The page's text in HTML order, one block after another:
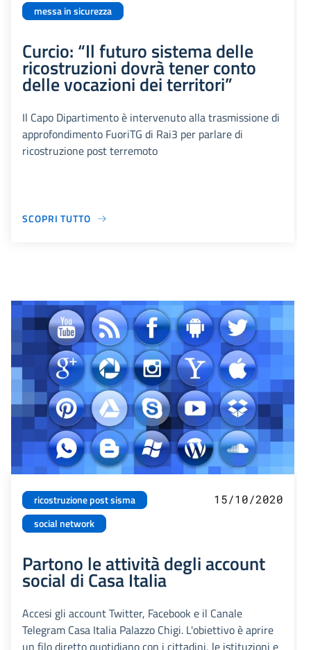
messa in sicurezza
Curcio: “Il futuro sistema delle
ricostruzioni dovrà tener conto
delle vocazioni dei territori”
Il Capo Dipartimento è intervenuto alla trasmissione di
approfondimento FuoriTG di Rai3 per parlare di
ricostruzione post terremoto
SCOPRI TUTTO
ricostruzione post sisma
social network
15/10/2020
Partono le attività degli account
social di Casa Italia
Accesi gli account Twitter, Facebook e il Canale
Telegram Casa Italia Palazzo Chigi. L'obiettivo è aprire